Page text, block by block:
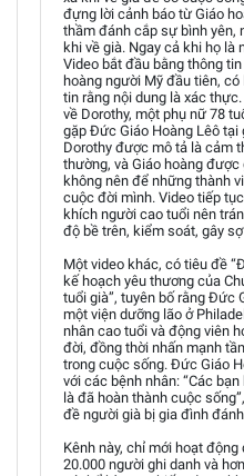
đựng lời cảnh báo từ Giáo
thầm đánh cắp sự bình yên,
khi về già. Ngay cả khi họ là
Video bắt đầu bằng thông
hoàng người Mỹ đầu tiên,
tin rằng nội dung là xác
về Dorothy, một phụ nữ 78
gặp Đức Giáo Hoàng Lêô tại
Dorothy được mô tả là cảm
thường, và Giáo hoàng
không nên để những thành
cuộc đời mình. Video tiếp
khích người cao tuổi nên
độ bề trên, kiểm soát, gây
Một video khác, có tiêu đề
kế hoạch yêu thương của
tuổi già”, tuyên bố rằng Đức
một viện dưỡng lão ở
nhân cao tuổi và động viên
đời, đồng thời nhấn mạnh
trong cuộc sống. Đức Giáo
với các bệnh nhân: “Các
là đã hoàn thành cuộc
đề người già bị gia đình
Kênh này, chỉ mới hoạt
20.000 người ghi danh và